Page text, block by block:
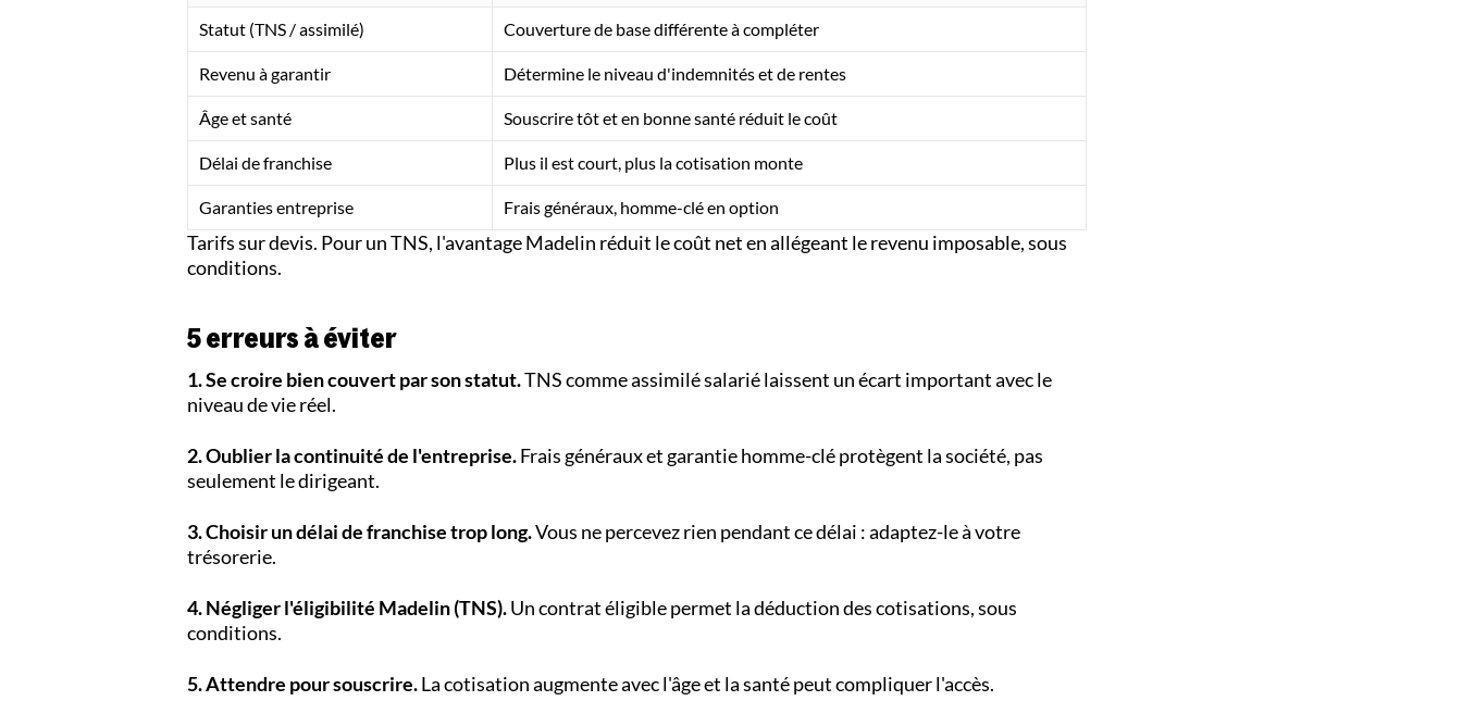
Statut (TNS / assimilé) Couverture de base différente à compléter
Revenu à garantir Détermine le niveau d'indemnités et de rentes
Âge et santé Souscrire tôt et en bonne santé réduit le coût
Délai de franchise Plus il est court, plus la cotisation monte
Garanties entreprise Frais généraux, homme-clé en option
Tarifs sur devis. Pour un TNS, l'avantage Madelin réduit le coût net en allégeant le revenu imposable, sous
conditions.
5 erreurs à éviter
1. Se croire bien couvert par son statut.TNS comme assimilé salarié laissent un écart important avec le
niveau de vie réel.
2. Oublier la continuité de l'entreprise.Frais généraux et garantie homme-clé protègent la société, pas
seulement le dirigeant.
3. Choisir un délai de franchise trop long.Vous ne percevez rien pendant ce délai : adaptez-le à votre
trésorerie.
4. Négliger l'éligibilité Madelin (TNS).Un contrat éligible permet la déduction des cotisations, sous
conditions.
5. Attendre pour souscrire.La cotisation augmente avec l'âge et la santé peut compliquer l'accès.